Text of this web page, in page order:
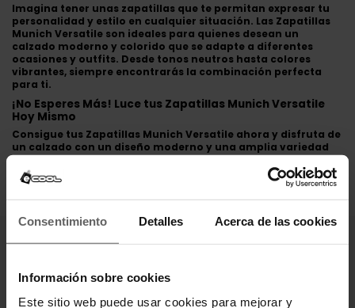
Consentimiento Detalles Acerca de las cookies
Información sobre cookies
Este sitio web puede usar cookies para mejorar y
Imagina tener unas zapatillas que te permitan expresar tu
personalidad y estilo en cualquier situación. Las Zapatillas
Munich Versatile son ideales para quienes desean un
calzado moderno y colorido que se adapte a diferentes
ocasiones y outfits. Desde tonos neutros hasta colores
vibrantes, siempre encontrarás la combinación perfecta
para ti.
¡No Esperes Más! Luce tus Zapatillas Munich Versatile
Hoy Mismo
Consigue tus Zapatillas Munich Versatile ahora y disfruta de
un calzado con un diseño moderno y una amplia variedad
de colores.
Comprar Zapatillas Munich online
ofertas!